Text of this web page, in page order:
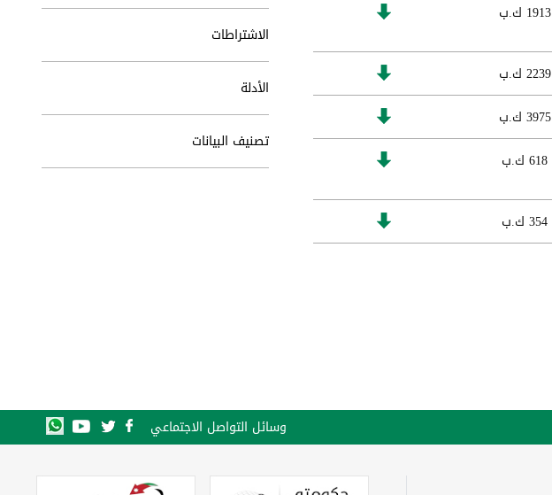
1913 ك.ب
2239 ك.ب
3975 ك.ب
618 ك.ب
354 ك.ب
الاشتراطات
الأدلة
تصنيف البيانات
وسائل التواصل الاجتماعي